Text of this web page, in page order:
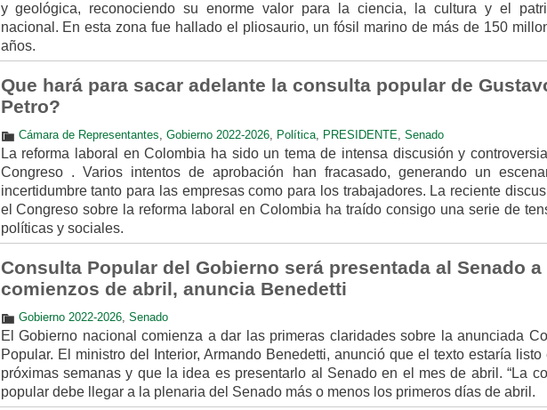
y geológica, reconociendo su enorme valor para la ciencia, la cultura y el
nacional. En esta zona fue hallado el pliosaurio, un fósil marino de más de 150
años.
Que hará para sacar adelante la consulta popular de
Petro?
Cámara de Representantes, Gobierno 2022-2026, Política, PRESIDENTE, Senado
La reforma laboral en Colombia ha sido un tema de intensa discusión y
Congreso . Varios intentos de aprobación han fracasado, generando un
incertidumbre tanto para las empresas como para los trabajadores. La reciente
el Congreso sobre la reforma laboral en Colombia ha traído consigo una serie de
políticas y sociales.
Consulta Popular del Gobierno será presentada al Senado a
comienzos de abril, anuncia Benedetti
Gobierno 2022-2026, Senado
El Gobierno nacional comienza a dar las primeras claridades sobre la anunciada
Popular. El ministro del Interior, Armando Benedetti, anunció que el texto estaría listo
próximas semanas y que la idea es presentarlo al Senado en el mes de abril. “La
popular debe llegar a la plenaria del Senado más o menos los primeros días de abril.